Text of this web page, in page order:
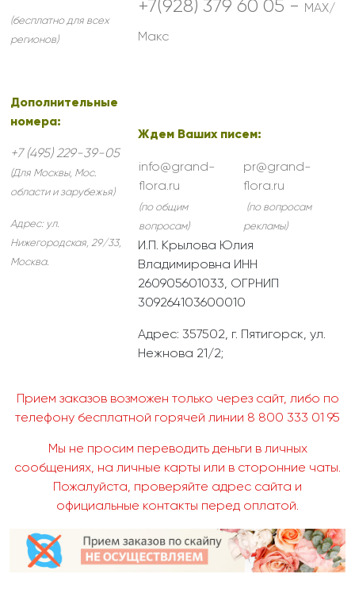
(бесплатно для всех
регионов)
Дополнительные
номера:
+7 (495) 229-39-05
(Для Москвы, Мос.
области и зарубежья)
Адрес: ул.
Нижегородская, 29/33,
Москва.
+7(928) 379 60 05 - MAX/
Макс
Ждем Ваших писем:
info@grand-
flora.ru
pr@grand-
flora.ru
(по общим
вопросам)
(по вопросам
рекламы)
И.П. Крылова Юлия
Владимировна ИНН
260905601033, ОГРНИП
309264103600010
Адрес: 357502, г. Пятигорск, ул.
Нежнова 21/2;
Прием заказов возможен только через сайт, либо по
телефону бесплатной горячей линии 8 800 333 01 95
Мы не просим переводить деньги в личных
сообщениях, на личные карты или в сторонние чаты.
Пожалуйста, проверяйте адрес сайта и
официальные контакты перед оплатой.